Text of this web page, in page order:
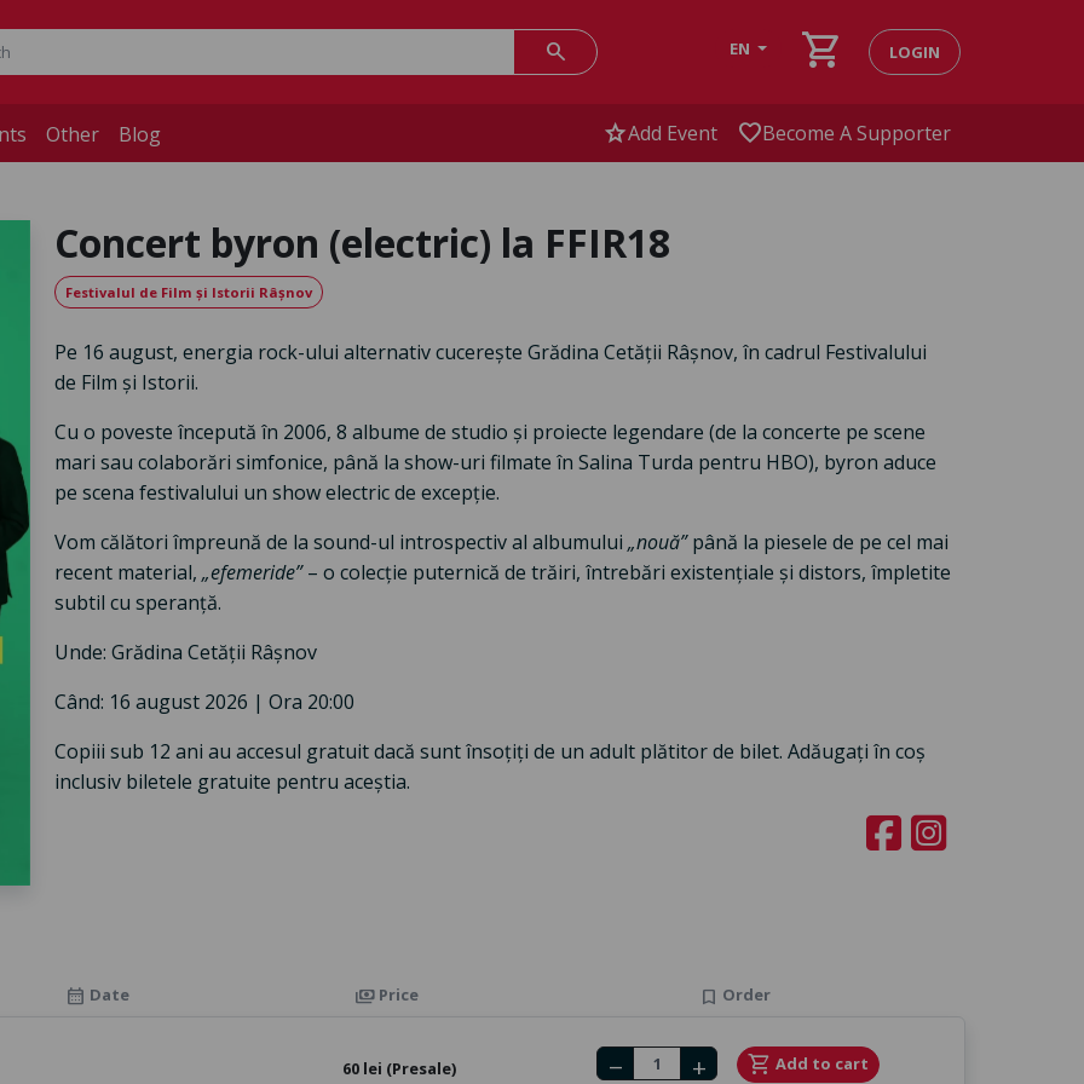
search EN shopping_cart LOGIN
Other Blog starAdd Event favoriteBecome A Supporter
Concert byron (electric) la FFIR18
Festivalul de Film și Istorii Râșnov
Pe 16 august, energia rock-ului alternativ cucerește Grădina Cetății Râșnov, în cadrul Festivalului
de Film și Istorii.
Cu o poveste începută în 2006, 8 albume de studio și proiecte legendare (de la concerte pe scene
mari sau colaborări simfonice, până la show-uri filmate în Salina Turda pentru HBO), byron aduce
pe scena festivalului un show electric de excepție.
Vom călători împreună de la sound-ul introspectiv al albumului „nouă”până la piesele de pe cel mai
recent material, „efemeride”– o colecție puternică de trăiri, întrebări existențiale și distors, împletite
subtil cu speranță.
Unde: Grădina Cetății Râșnov
Când: 16 august 2026 | Ora 20:00
Copiii sub 12 ani au accesul gratuit dacă sunt însoțiți de un adult plătitor de bilet. Adăugați în coș
inclusiv biletele gratuite pentru aceștia.
calendar_month Date payments Price bookmark Order
60 lei (Presale) Number of tickets
remove add shopping_cart Add to cart